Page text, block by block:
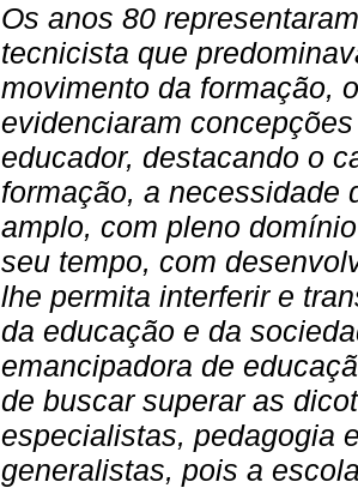
Os anos 80
tecnicista que
movimento da formação,
evidenciaram
educador, destacando o
formação, a necessidade
amplo, com pleno
seu tempo, com
lhe permita interferir e
da educação e da
emancipadora de
de buscar superar as
especialistas, pedagogia
generalistas, pois a